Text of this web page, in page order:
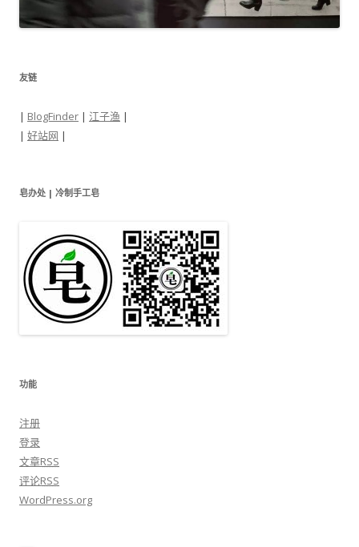
友链
| BlogFinder | 江子渔 |
| 好站网 |
皂办处 | 冷制手工皂
功能
注册
登录
文章RSS
评论RSS
WordPress.org